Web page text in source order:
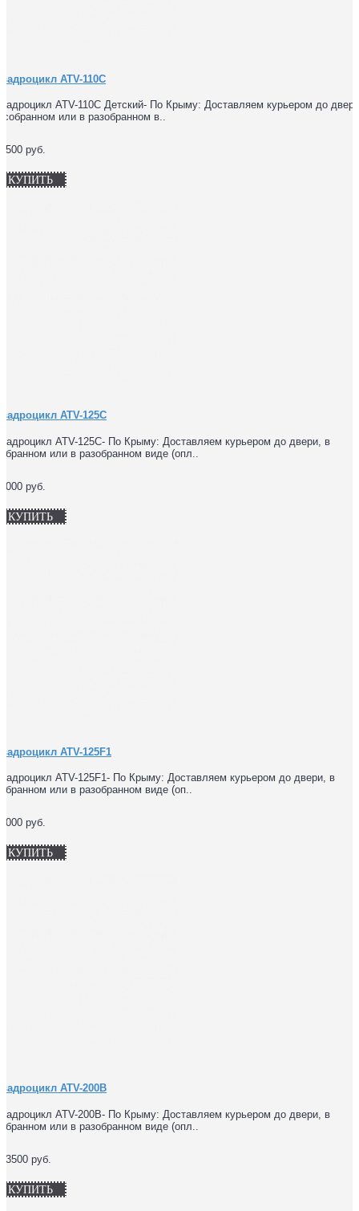
ATV-110C
ATV-110C Детский- По Крыму: Доставляем курьером до
собранном или в разобранном в..
руб.
КУПИТЬ
ATV-125C
ATV-125C- По Крыму: Доставляем курьером до двери, в
или в разобранном виде (опл..
руб.
КУПИТЬ
ATV-125F1
ATV-125F1- По Крыму: Доставляем курьером до двери, в
или в разобранном виде (оп..
руб.
КУПИТЬ
ATV-200B
ATV-200B- По Крыму: Доставляем курьером до двери, в
или в разобранном виде (опл..
руб.
КУПИТЬ